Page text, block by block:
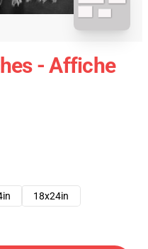
- Affiche
18x24in